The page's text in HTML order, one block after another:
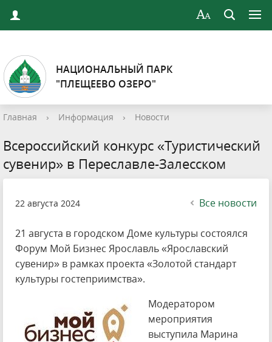
НАЦИОНАЛЬНЫЙ ПАРК
"ПЛЕЩЕЕВО ОЗЕРО"
Главная › Информация › Новости
Всероссийский конкурс «Туристический
сувенир» в Переславле-Залесском
22 августа 2024 Все новости
21 августа в городском Доме культуры состоялся
Форум Мой Бизнес Ярославль «Ярославский
сувенир» в рамках проекта «Золотой стандарт
культуры гостеприимства».
Модератором
мероприятия
выступила Марина